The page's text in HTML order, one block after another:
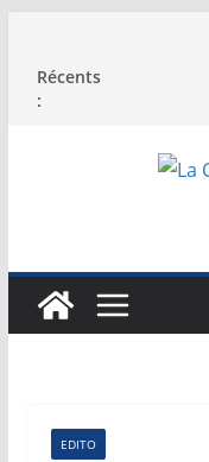
contenu
Récents
:
EDITO